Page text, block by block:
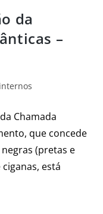
da
–
Chamada
que concede
(pretas e
está